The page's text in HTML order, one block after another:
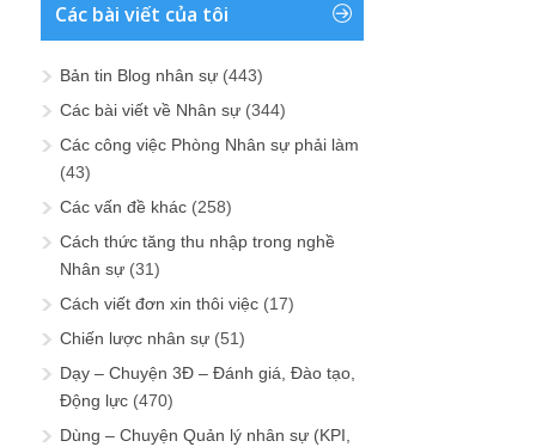
Các bài viết của tôi
Bản tin Blog nhân sự (443)
Các bài viết về Nhân sự (344)
Các công việc Phòng Nhân sự phải làm
(43)
Các vấn đề khác (258)
Cách thức tăng thu nhập trong nghề
Nhân sự (31)
Cách viết đơn xin thôi việc (17)
Chiến lược nhân sự (51)
Dạy – Chuyện 3Đ – Đánh giá, Đào tạo,
Động lực (470)
Dùng – Chuyện Quản lý nhân sự (KPI,